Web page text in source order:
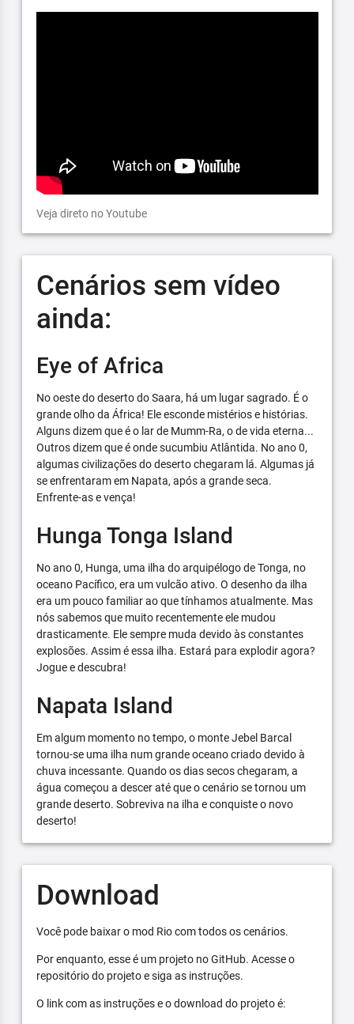
Veja direto no Youtube
Cenários sem vídeo
ainda:
Eye of Africa
No oeste do deserto do Saara, há um lugar sagrado. É o
grande olho da África! Ele esconde mistérios e histórias.
Alguns dizem que é o lar de Mumm-Ra, o de vida eterna...
Outros dizem que é onde sucumbiu Atlântida. No ano 0,
algumas civilizações do deserto chegaram lá. Algumas já
se enfrentaram em Napata, após a grande seca.
Enfrente-as e vença!
Hunga Tonga Island
No ano 0, Hunga, uma ilha do arquipélogo de Tonga, no
oceano Pacífico, era um vulcão ativo. O desenho da ilha
era um pouco familiar ao que tínhamos atualmente. Mas
nós sabemos que muito recentemente ele mudou
drasticamente. Ele sempre muda devido às constantes
explosões. Assim é essa ilha. Estará para explodir agora?
Jogue e descubra!
Napata Island
Em algum momento no tempo, o monte Jebel Barcal
tornou-se uma ilha num grande oceano criado devido à
chuva incessante. Quando os dias secos chegaram, a
água começou a descer até que o cenário se tornou um
grande deserto. Sobreviva na ilha e conquiste o novo
deserto!
Download
Você pode baixar o mod Rio com todos os cenários.
Por enquanto, esse é um projeto no GitHub. Acesse o
repositório do projeto e siga as instruções.
O link com as instruções e o download do projeto é: